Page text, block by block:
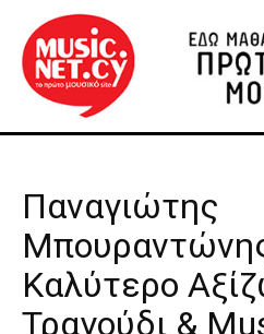
Παναγιώτης
Καλύτερο
Τραγούδι &